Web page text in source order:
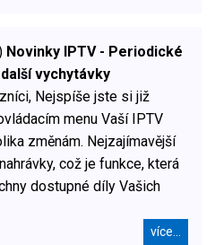
Novinky IPTV - Periodické
vychytávky
Nejspíše jste si již
menu Vaší IPTV
změnám. Nejzajímavější
což je funkce, která
dostupné díly Vašich
více...